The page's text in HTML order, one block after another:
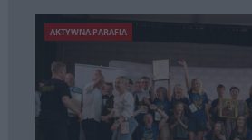
AKTYWNA PARAFIA